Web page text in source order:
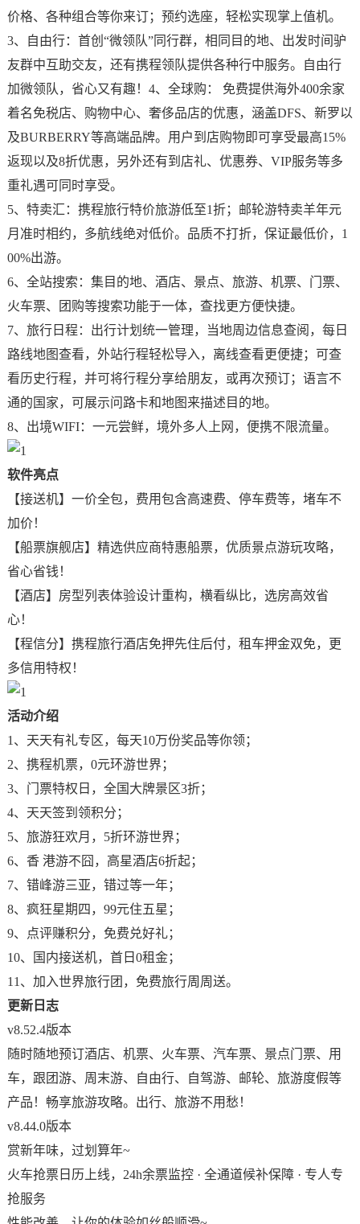
价格、各种组合等你来订；预约选座，轻松实现掌上值机。
3、自由行：首创“微领队”同行群，相同目的地、出发时间驴
友群中互助交友，还有携程领队提供各种行中服务。自由行
加微领队，省心又有趣！4、全球购： 免费提供海外400余家
着名免税店、购物中心、奢侈品店的优惠，涵盖DFS、新罗以
及BURBERRY等高端品牌。用户到店购物即可享受最高15%
返现以及8折优惠，另外还有到店礼、优惠券、VIP服务等多
重礼遇可同时享受。
5、特卖汇：携程旅行特价旅游低至1折；邮轮游特卖羊年元
月准时相约，多航线绝对低价。品质不打折，保证最低价，1
00%出游。
6、全站搜索：集目的地、酒店、景点、旅游、机票、门票、
火车票、团购等搜索功能于一体，查找更方便快捷。
7、旅行日程：出行计划统一管理，当地周边信息查阅，每日
路线地图查看，外站行程轻松导入，离线查看更便捷；可查
看历史行程，并可将行程分享给朋友，或再次预订；语言不
通的国家，可展示问路卡和地图来描述目的地。
8、出境WIFI：一元尝鲜，境外多人上网，便携不限流量。
软件亮点
【接送机】一价全包，费用包含高速费、停车费等，堵车不
加价！
【船票旗舰店】精选供应商特惠船票，优质景点游玩攻略，
省心省钱！
【酒店】房型列表体验设计重构，横看纵比，选房高效省
心！
【程信分】携程旅行酒店免押先住后付，租车押金双免，更
多信用特权！
活动介绍
1、天天有礼专区，每天10万份奖品等你领；
2、携程机票，0元环游世界；
3、门票特权日，全国大牌景区3折；
4、天天签到领积分；
5、旅游狂欢月，5折环游世界；
6、香 港游不囧，高星酒店6折起；
7、错峰游三亚，错过等一年；
8、疯狂星期四，99元住五星；
9、点评赚积分，免费兑好礼；
10、国内接送机，首日0租金；
11、加入世界旅行团，免费旅行周周送。
更新日志
v8.52.4版本
随时随地预订酒店、机票、火车票、汽车票、景点门票、用
车，跟团游、周末游、自由行、自驾游、邮轮、旅游度假等
产品！畅享旅游攻略。出行、旅游不用愁！
v8.44.0版本
赏新年味，过划算年~
火车抢票日历上线，24h余票监控 · 全通道候补保障 · 专人专
抢服务